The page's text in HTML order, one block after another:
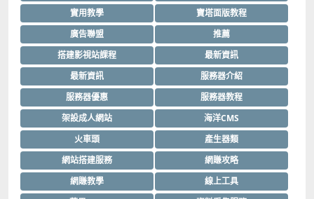
實用教學
寶塔面版教程
廣告聯盟
推薦
搭建影視站課程
最新資訊
最新資訊
服務器介紹
服務器優惠
服務器教程
架設成人網站
海洋CMS
火車頭
產生器類
網站搭建服務
網賺攻略
網賺教學
線上工具